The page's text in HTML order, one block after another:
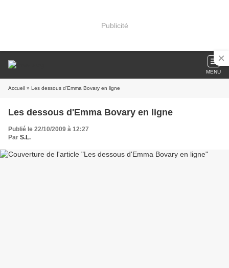
Publicité
MENU
Accueil » Les dessous d'Emma Bovary en ligne
Les dessous d'Emma Bovary en ligne
Publié le 22/10/2009 à 12:27
Par S.L.